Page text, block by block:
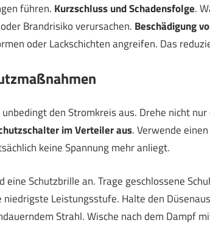
führen. Kurzschluss und Schadensfolge.
Brandrisiko verursachen. Beschädigung
oder Lackschichten angreifen. Das
den Stromkreis aus. Drehe nicht
im Verteiler aus. Verwende
keine Spannung mehr anliegt.
eine Schutzbrille an. Trage geschlossene
Leistungsstufe. Halte den
Strahl. Wische nach dem Dampf